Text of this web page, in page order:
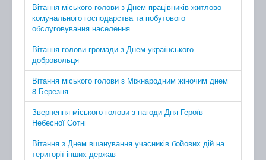
Вітання міського голови з Днем працівників житлово-
комунального господарства та побутового
обслуговування населення
Вітання голови громади з Днем українського
добровольця
Вітання міського голови з Міжнародним жіночим днем
8 Березня
Звернення міського голови з нагоди Дня Героїв
Небесної Сотні
Вітання з Днем вшанування учасників бойових дій на
території інших держав